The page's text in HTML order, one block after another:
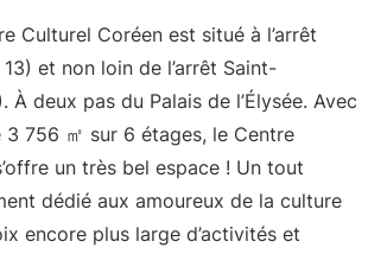
Culturel Coréen est situé à l’arrêt
et non loin de l’arrêt Saint-
À deux pas du Palais de l’Élysée. Avec
756 ㎡ sur 6 étages, le Centre
un très bel espace ! Un tout
dédié aux amoureux de la culture
encore plus large d’activités et